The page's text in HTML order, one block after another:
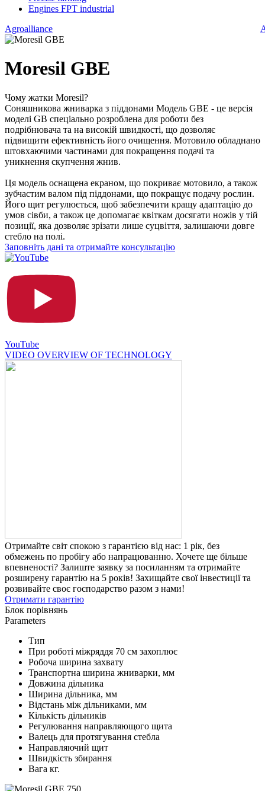
Engines FPT industrial
Agroalliance
Moresil GBE
Чому жатки Moresil?
Соняшникова жниварка з піддонами Модель GBE - це версія
моделі GB спеціально розроблена для роботи без
подрібнювача та на високій швидкості, що дозволяє
підвищити ефективність його очищення. Мотовило обладнано
штовхаючими частинами для покращення подачі та
уникнення скупчення жнив.
Ця модель оснащена екраном, що покриває мотовило, а також
зубчастим валом під піддонами, що покращує подачу рослин.
Його щит регулюється, щоб забезпечити кращу адаптацію до
умов сівби, а також це допомагає квіткам досягати ножів у тій
позиції, яка дозволяє зрізати лише суцвіття, залишаючи довге
стебло на полі.
Заповніть дані та отримайте консультацію
YouTube
VIDEO OVERVIEW OF TECHNOLOGY
Отримайте світ спокою з гарантією від нас: 1 рік, без
обмежень по пробігу або напрацюванню. Хочете ще більше
впевненості? Залиште заявку за посиланням та отримайте
розширену гарантію на 5 років! Захищайте свої інвестиції та
розвивайте своє господарство разом з нами!
Отримати гарантію
Блок порівнянь
Parameters
Тип
При роботі міжряддя 70 см захоплює
Робоча ширина захвату
Транспортна ширина жниварки, мм
Довжина дільника
Ширина дільника, мм
Відстань між дільниками, мм
Кількість дільників
Регулювання направляющого щита
Валець для протягування стебла
Направляючий щит
Швидкість збирання
Вага кг.